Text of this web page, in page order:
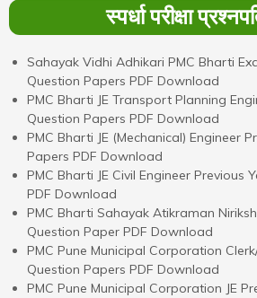
स्पर्धा परीक्षा
Sahayak Vidhi Adhikari PMC Bharti
Question Papers PDF Download
PMC Bharti JE Transport Planning
Question Papers PDF Download
PMC Bharti JE (Mechanical) Engineer
Papers PDF Download
PMC Bharti JE Civil Engineer Previous
PDF Download
PMC Bharti Sahayak Atikraman
Question Paper PDF Download
PMC Pune Municipal Corporation
Question Papers PDF Download
PMC Pune Municipal Corporation JE